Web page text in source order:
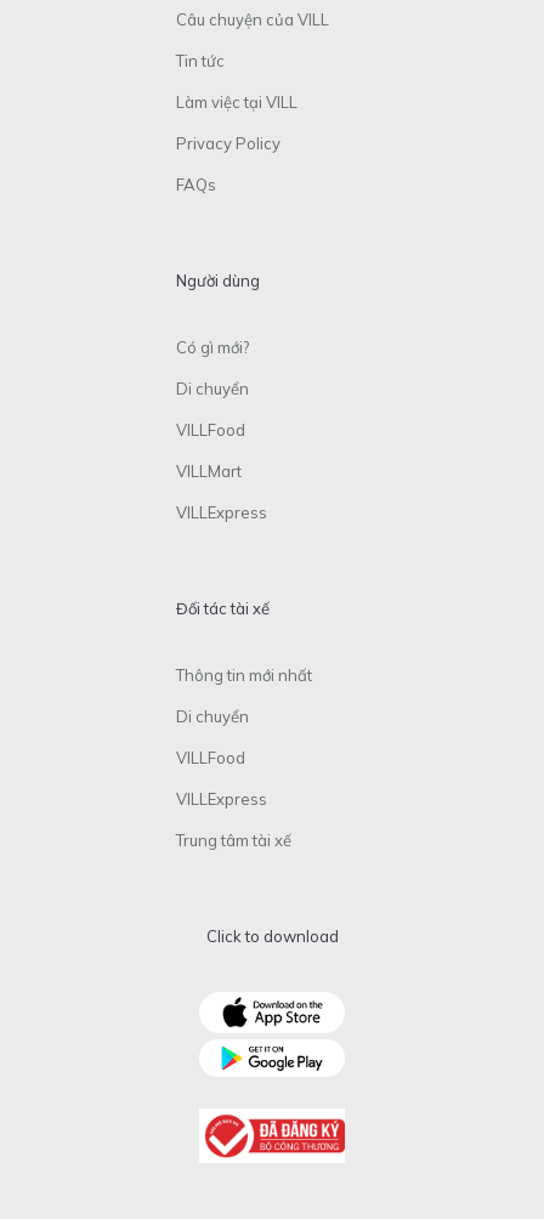
Câu chuyện của VILL
Tin tức
Làm việc tại VILL
Privacy Policy
FAQs
Người dùng
Có gì mới?
Di chuyển
VILLFood
VILLMart
VILLExpress
Đối tác tài xế
Thông tin mới nhất
Di chuyển
VILLFood
VILLExpress
Trung tâm tài xế
Click to download